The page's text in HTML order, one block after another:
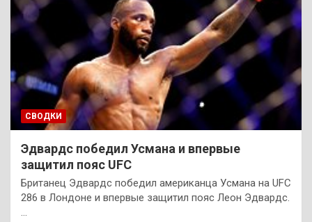
СВОДКИ
Эдвардс победил Усмана и впервые
защитил пояс UFC
Британец Эдвардс победил американца Усмана на UFC
286 в Лондоне и впервые защитил пояс Леон Эдвардс.
…